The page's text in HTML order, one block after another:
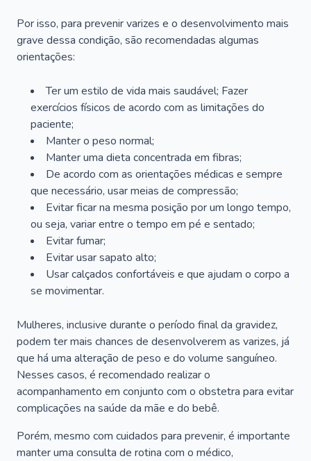
Por isso, para prevenir varizes e o desenvolvimento mais
grave dessa condição, são recomendadas algumas
orientações:
Ter um estilo de vida mais saudável; Fazer
exercícios físicos de acordo com as limitações do
paciente;
Manter o peso normal;
Manter uma dieta concentrada em fibras;
De acordo com as orientações médicas e sempre
que necessário, usar meias de compressão;
Evitar ficar na mesma posição por um longo tempo,
ou seja, variar entre o tempo em pé e sentado;
Evitar fumar;
Evitar usar sapato alto;
Usar calçados confortáveis e que ajudam o corpo a
se movimentar.
Mulheres, inclusive durante o período final da gravidez,
podem ter mais chances de desenvolverem as varizes, já
que há uma alteração de peso e do volume sanguíneo.
Nesses casos, é recomendado realizar o
acompanhamento em conjunto com o obstetra para evitar
complicações na saúde da mãe e do bebê.
Porém, mesmo com cuidados para prevenir, é importante
manter uma consulta de rotina com o médico,